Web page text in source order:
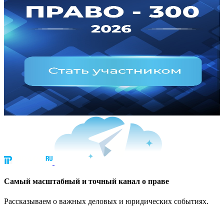
Cамый масштабный и точный канал о праве
Рассказываем о важных деловых и юридических событиях.